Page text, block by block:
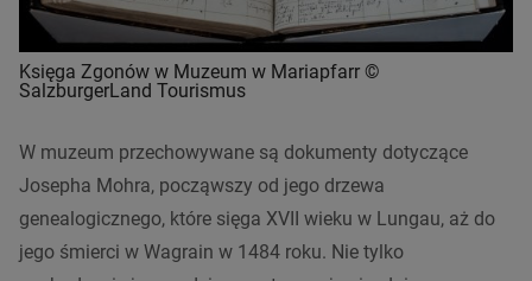
Księga Zgonów w Muzeum w Mariapfarr ©
SalzburgerLand Tourismus
W muzeum przechowywane są dokumenty dotyczące
Josepha Mohra, począwszy od jego drzewa
genealogicznego, które sięga XVII wieku w Lungau, aż do
jego śmierci w Wagrain w 1484 roku. Nie tylko